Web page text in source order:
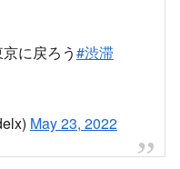
情報 - Yahoo!道路交通情報
行止め・事故など今現在の最新道路
で見ることができます。日本道路交
）の最新データを用い高速道路の